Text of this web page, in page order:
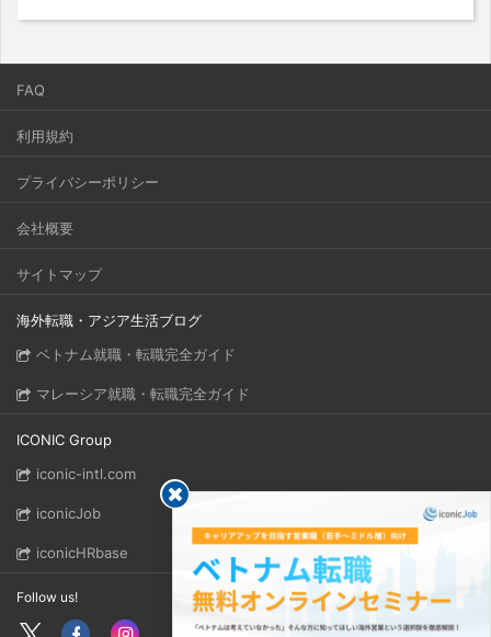
FAQ
利用規約
プライバシーポリシー
会社概要
サイトマップ
海外転職・アジア生活ブログ
ベトナム就職・転職完全ガイド
マレーシア就職・転職完全ガイド
ICONIC Group
iconic-intl.com
iconicJob
iconicHRbase
Follow us!